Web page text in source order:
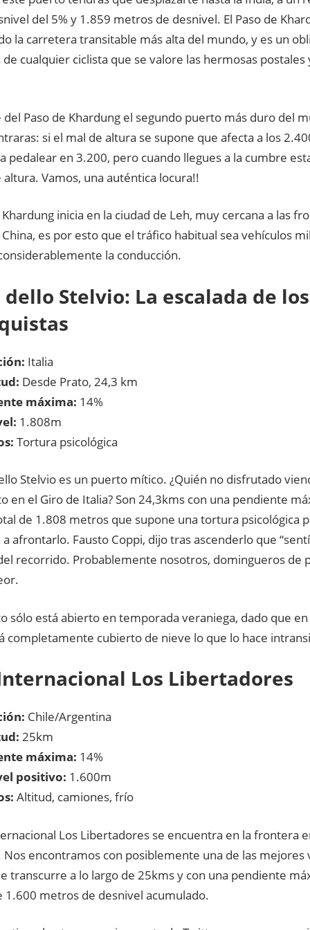
del 5% y 1.859 metros de desnivel. El Paso de
la carretera transitable más alta del mundo, y es un
cualquier ciclista que se valore las hermosas
del Paso de Khardung el segundo puerto más duro del
si el mal de altura se supone que afecta a los
pedalear en 3.200, pero cuando llegues a la cumbre
Vamos, una auténtica locura!!
Khardung inicia en la ciudad de Leh, muy cercana a las
es por esto que el tráfico habitual sea vehículos
la conducción.
dello Stelvio: La escalada de los
Italia
Desde Prato, 24,3 km
máxima: 14%
1.808m
Tortura psicológica
Stelvio es un puerto mítico. ¿Quién no disfrutado
en el Giro de Italia? Son 24,3kms con una pendiente
de 1.808 metros que supone una tortura psicológica
afrontarlo. Fausto Coppi, dijo tras ascenderlo que
recorrido. Probablemente nosotros, domingueros de
sólo está abierto en temporada veraniega, dado que
completamente cubierto de nieve lo que lo hace
Los Libertadores
Chile/Argentina
25km
máxima: 14%
positivo: 1.600m
Altitud, camiones, frío
Los Libertadores se encuentra en la frontera
encontramos con posiblemente una de las mejores
transcurre a lo largo de 25kms y con una pendiente
1.600 metros de desnivel acumulado.